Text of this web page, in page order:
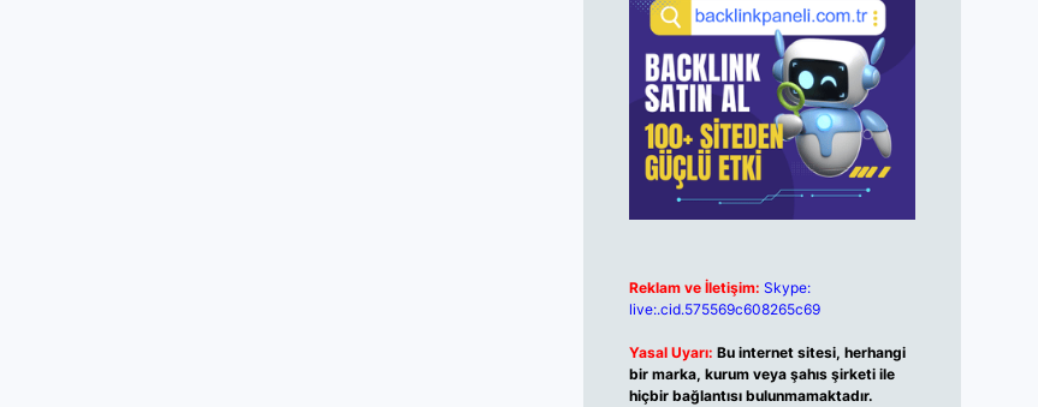
Reklam ve İletişim: Skype:
live:.cid.575569c608265c69
Yasal Uyarı: Bu internet sitesi, herhangi
bir marka, kurum veya şahıs şirketi ile
hiçbir bağlantısı bulunmamaktadır.